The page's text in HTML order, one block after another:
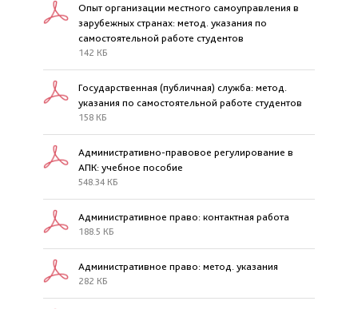
Опыт организации местного самоуправления в
зарубежных странах: метод. указания по
самостоятельной работе студентов
142 КБ
Государственная (публичная) служба: метод.
указания по самостоятельной работе студентов
158 КБ
Административно-правовое регулирование в
АПК: учебное пособие
548.34 КБ
Административное право: контактная работа
188.5 КБ
Административное право: метод. указания
282 КБ